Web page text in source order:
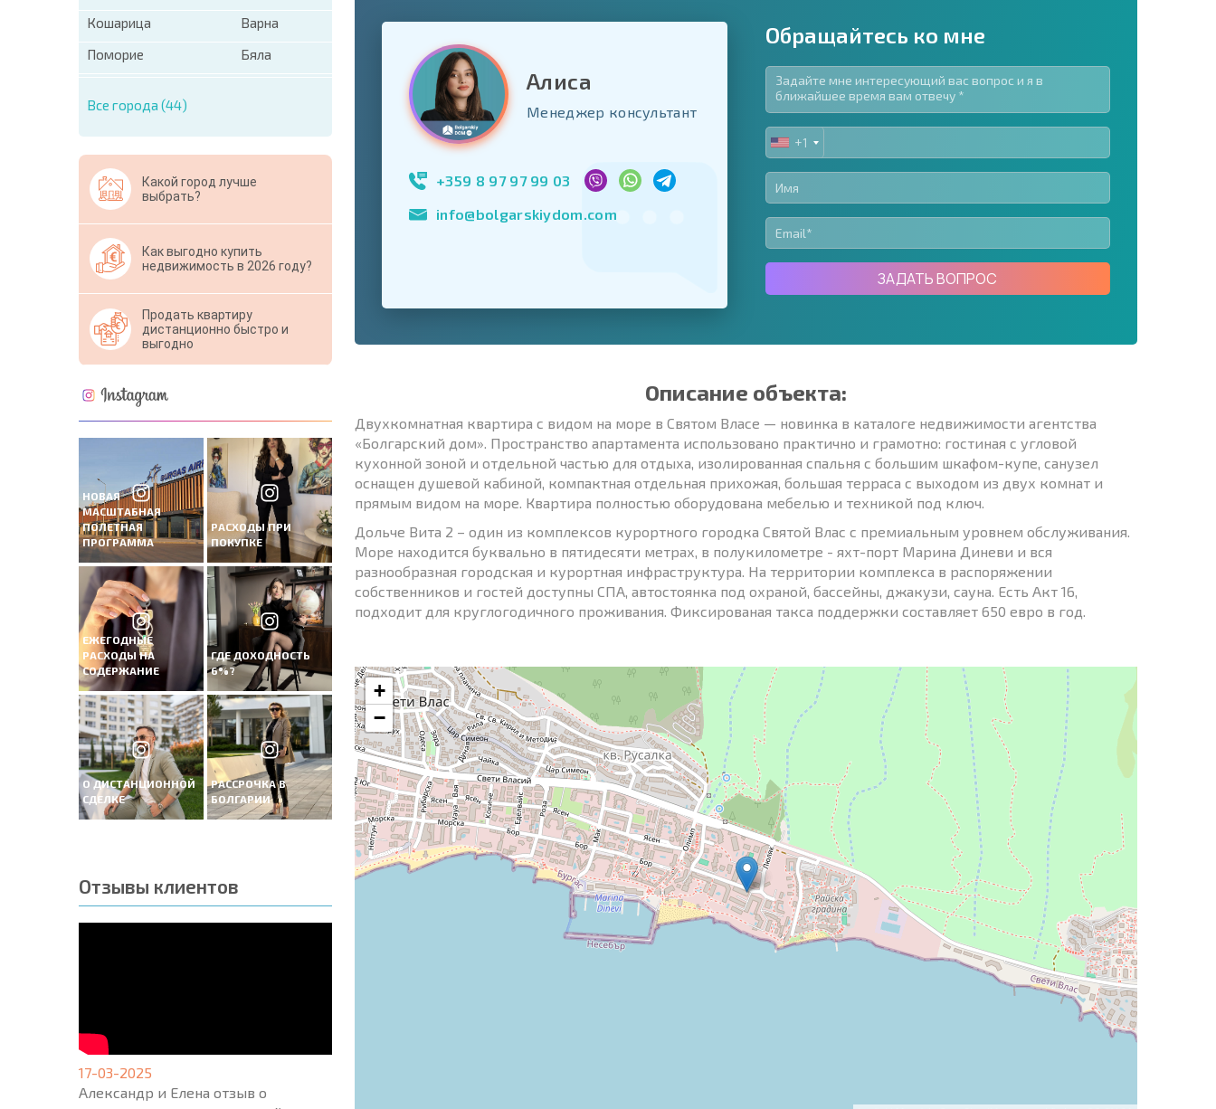
Кошарица
Варна
Поморие
Бяла
Все города (44)
Какой город лучше
выбрать?
Как выгодно купить
недвижимость в 2026 году?
Продать квартиру
дистанционно быстро и
выгодно
НОВАЯ
МАСШТАБНАЯ
ПОЛЕТНАЯ
ПРОГРАММА
РАСХОДЫ ПРИ
ПОКУПКЕ
ЕЖЕГОДНЫЕ
РАСХОДЫ НА
СОДЕРЖАНИЕ
ГДЕ ДОХОДНОСТЬ
6%?
О ДИСТАНЦИОННОЙ
СДЕЛКЕ
РАССРОЧКА В
БОЛГАРИИ
Отзывы клиентов
17-03-2025
Александр и Елена отзыв о
United
+1
* Поля обязательные для заполнения
Свернуть форму
Подписаться на рассылку | Нажимая кнопку, вы разрешаете
использование своих данных.
Отправить сообщение
Алиса
Менеджер консультант
+359 8 97 97 99 03
info@bolgarskiydom.com
Обращайтесь ко мне
UNITED
STATES
+1
+1
ЗАДАТЬ ВОПРОС
Описание объекта:
Двухкомнатная квартира с видом на море в Святом Власе — новинка в каталоге недвижимости агентства
«Болгарский дом». Пространство апартамента использовано практично и грамотно: гостиная с угловой
кухонной зоной и отдельной частью для отдыха, изолированная спальня с большим шкафом-купе, санузел
оснащен душевой кабиной, компактная отдельная прихожая, большая терраса с выходом из двух комнат и
прямым видом на море. Квартира полностью оборудована мебелью и техникой под ключ.
Дольче Вита 2 – один из комплексов курортного городка Святой Влас с премиальным уровнем обслуживания.
Море находится буквально в пятидесяти метрах, в полукилометре - яхт-порт Марина Диневи и вся
разнообразная городская и курортная инфраструктура. На территории комплекса в распоряжении
собственников и гостей доступны СПА, автостоянка под охраной, бассейны, джакузи, сауна. Есть Акт 16,
подходит для круглогодичного проживания. Фиксированая такса поддержки составляет 650 евро в год.
+
−